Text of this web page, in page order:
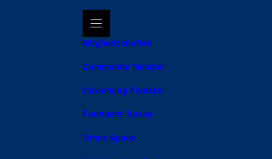
Mitgliedschaften
Community Member
Coworking Fixdesk
Founders’ Space
Office Space